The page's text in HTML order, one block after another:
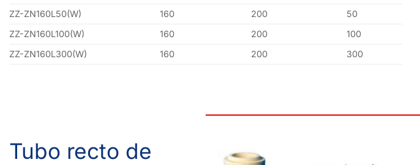
ZZ-ZN160L50(W)
160 200
50
ZZ-ZN160L100(W)
160 200
100
ZZ-ZN160L300(W)
160 200 300
Tubo recto de